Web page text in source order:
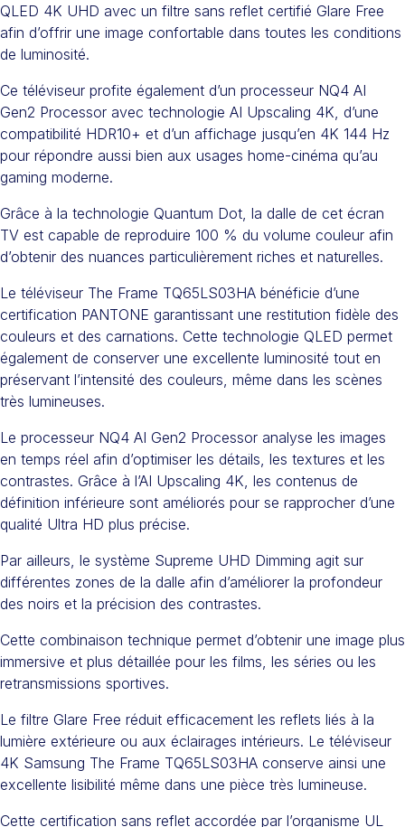
QLED 4K UHD avec un filtre sans reflet certifié Glare Free
afin d’offrir une image confortable dans toutes les conditions
de luminosité.
Ce téléviseur profite également d’un processeur NQ4 AI
Gen2 Processor avec technologie AI Upscaling 4K, d’une
compatibilité HDR10+ et d’un affichage jusqu’en 4K 144 Hz
pour répondre aussi bien aux usages home-cinéma qu’au
gaming moderne.
Grâce à la technologie Quantum Dot, la dalle de cet écran
TV est capable de reproduire 100 % du volume couleur afin
d’obtenir des nuances particulièrement riches et naturelles.
Le téléviseur The Frame TQ65LS03HA bénéficie d’une
certification PANTONE garantissant une restitution fidèle des
couleurs et des carnations. Cette technologie QLED permet
également de conserver une excellente luminosité tout en
préservant l’intensité des couleurs, même dans les scènes
très lumineuses.
Le processeur NQ4 AI Gen2 Processor analyse les images
en temps réel afin d’optimiser les détails, les textures et les
contrastes. Grâce à l’AI Upscaling 4K, les contenus de
définition inférieure sont améliorés pour se rapprocher d’une
qualité Ultra HD plus précise.
Par ailleurs, le système Supreme UHD Dimming agit sur
différentes zones de la dalle afin d’améliorer la profondeur
des noirs et la précision des contrastes.
Cette combinaison technique permet d’obtenir une image plus
immersive et plus détaillée pour les films, les séries ou les
retransmissions sportives.
Le filtre Glare Free réduit efficacement les reflets liés à la
lumière extérieure ou aux éclairages intérieurs. Le téléviseur
4K Samsung The Frame TQ65LS03HA conserve ainsi une
excellente lisibilité même dans une pièce très lumineuse.
Cette certification sans reflet accordée par l’organisme UL